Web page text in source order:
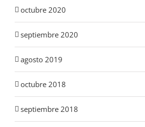
octubre 2020
septiembre 2020
agosto 2019
octubre 2018
septiembre 2018